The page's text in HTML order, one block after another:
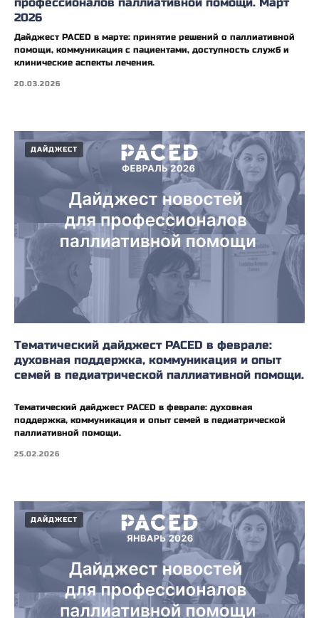
профессионалов паллиативной помощи. Март
2026
Дайджест PACED в марте: принятие решений о паллиативной
помощи, коммуникация с пациентами, доступность служб и
клинические аспекты лечения.
20.03.2026
ДАЙДЖЕСТ
Тематический дайджест PACED в феврале:
духовная поддержка, коммуникация и опыт
семей в педиатрической паллиативной помощи.
Тематический дайджест PACED в феврале: духовная
поддержка, коммуникация и опыт семей в педиатрической
паллиативной помощи.
25.02.2026
ДАЙДЖЕСТ